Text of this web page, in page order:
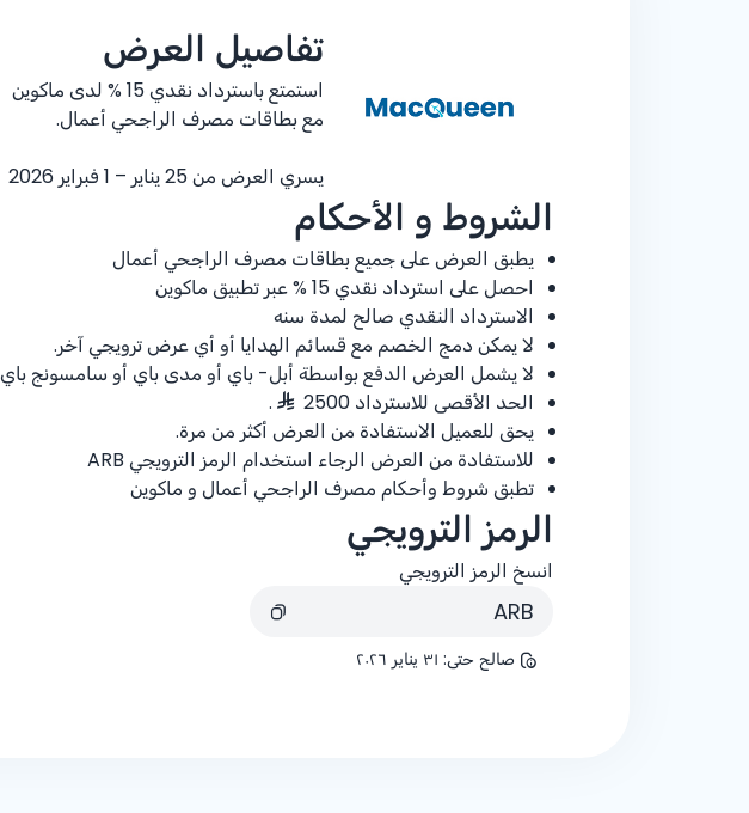
تفاصيل العرض
استمتع باسترداد نقدي % 15 لدى ماكوين
مع بطاقات مصرف الراجحي أعمال.
يسري العرض من 25 يناير – 1 فبراير 2026
الشروط و الأحكام
يطبق العرض على جميع بطاقات مصرف الراجحي أعمال
احصل على استرداد نقدي % 15عبر تطبيق ماكوين
الاسترداد النقدي صالح لمدة سنه
لا يمكن دمج الخصم مع قسائم الهدايا أو أي عرض ترويجي آخر.
لا يشمل العرض الدفع بواسطة أبل- باي أو مدى باي أو سامسونج باي
الحد الأقصى للاسترداد 2500
.
يحق للعميل الاستفادة من العرض أكثر من مرة.
للاستفادة من العرض الرجاء استخدام الرمز الترويجي ARB
تطبق شروط وأحكام مصرف الراجحي أعمال و ماكوين
الرمز الترويجي
انسخ الرمز الترويجي
ARB
صالح حتى: ٣١ يناير ٢٠٢٦